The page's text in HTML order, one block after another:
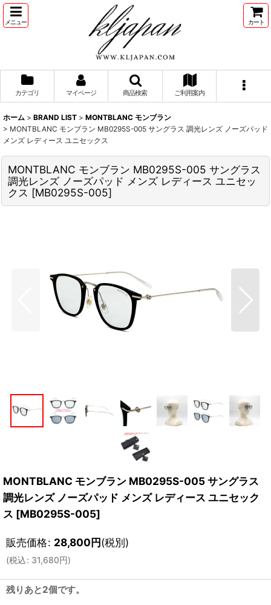
メニュー カート
カテゴリ マイページ 商品検索 ご利用案内
ホーム > BRAND LIST > MONTBLANC モンブラン
> MONTBLANC モンブラン MB0295S-005 サングラス 調光レンズ ノーズパッド
メンズ レディース ユニセックス
MONTBLANC モンブラン MB0295S-005 サングラス
調光レンズ ノーズパッド メンズ レディース ユニセッ
クス [MB0295S-005]
MONTBLANC モンブラン MB0295S-005 サングラス
調光レンズ ノーズパッド メンズ レディース ユニセック
ス [MB0295S-005]
販売価格: 28,800円(税別)
(税込: 31,680円)
残りあと2個です。